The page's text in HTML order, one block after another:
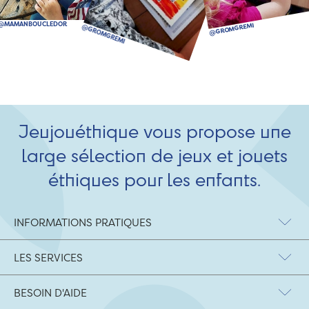
Jeujouéthique vous propose une
large sélection de jeux et jouets
éthiques pour les enfants.
INFORMATIONS PRATIQUES
LES SERVICES
BESOIN D'AIDE